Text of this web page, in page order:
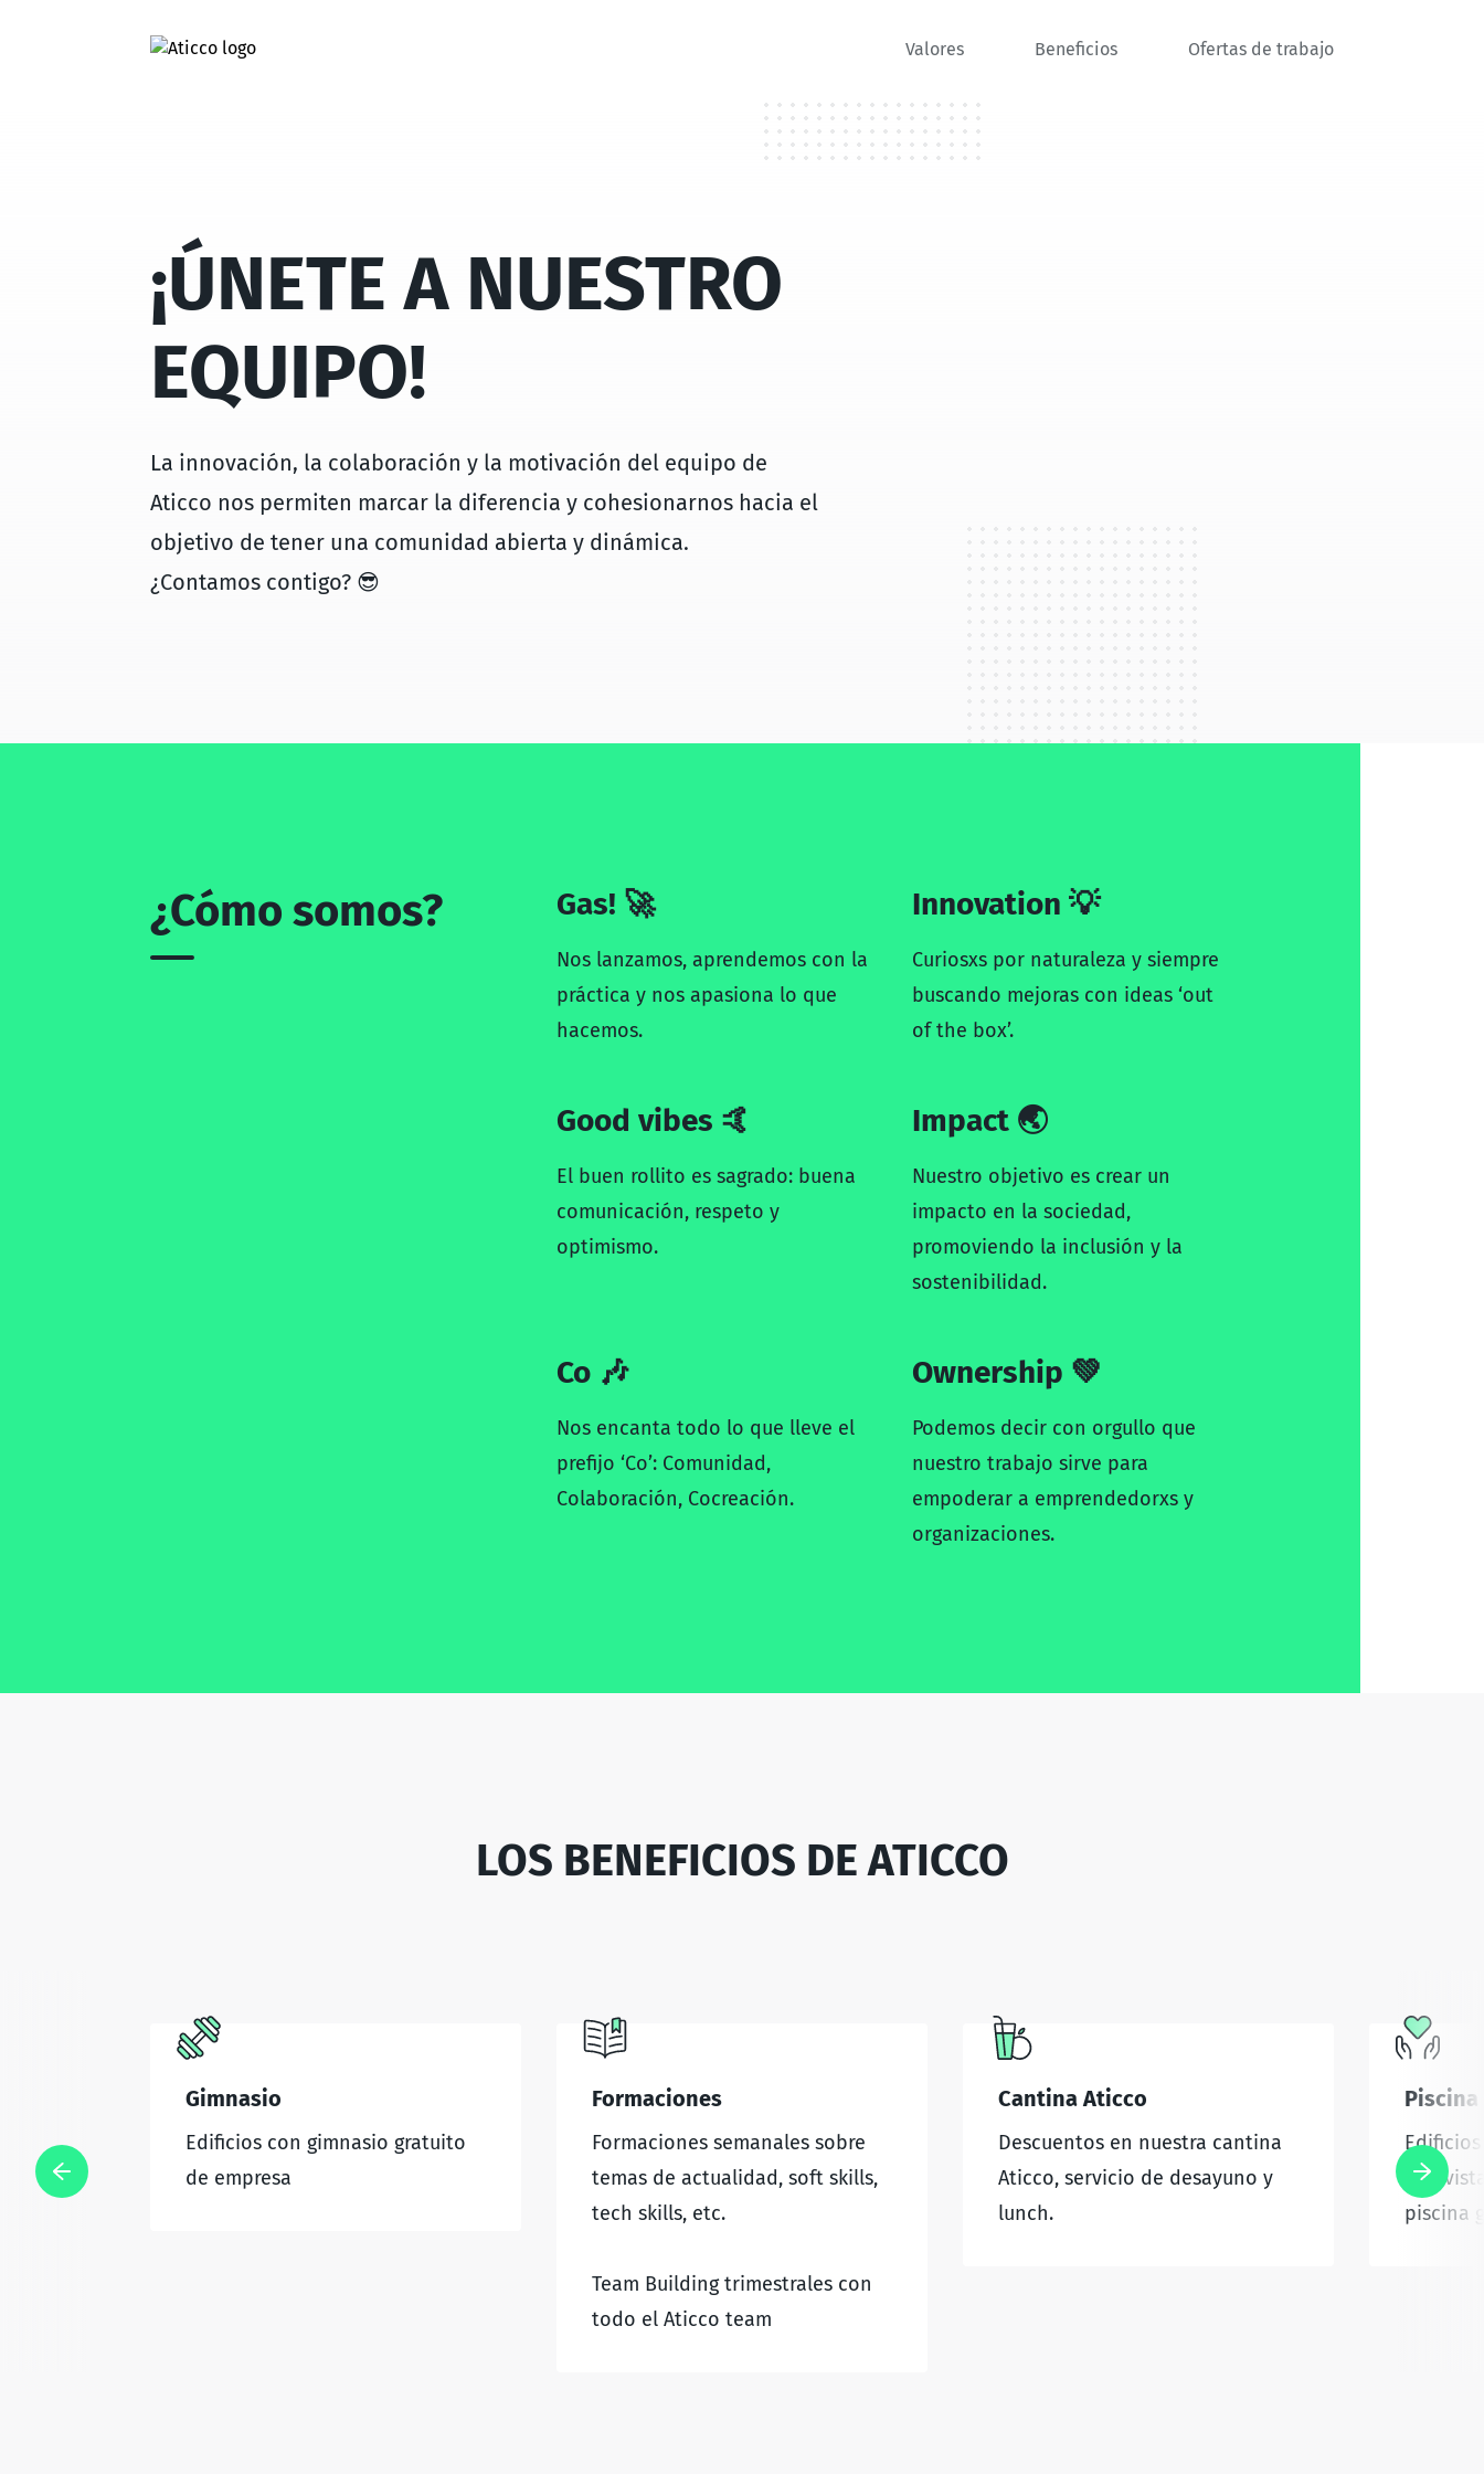
Valores Beneficios Ofertas de trabajo
¡ÚNETE A NUESTRO
EQUIPO!
La innovación, la colaboración y la motivación del equipo de
Aticco nos permiten marcar la diferencia y cohesionarnos hacia el
objetivo de tener una comunidad abierta y dinámica.
¿Contamos contigo? 😎
¿Cómo somos? Gas! 🚀
Nos lanzamos, aprendemos con la
práctica y nos apasiona lo que
hacemos.
Innovation 💡
Curiosxs por naturaleza y siempre
buscando mejoras con ideas ‘out
of the box’.
Good vibes 🤙
El buen rollito es sagrado: buena
comunicación, respeto y
optimismo.
Impact 🌏
Nuestro objetivo es crear un
impacto en la sociedad,
promoviendo la inclusión y la
sostenibilidad.
Co 🎶
Nos encanta todo lo que lleve el
prefijo ‘Co’: Comunidad,
Colaboración, Cocreación.
Ownership 💚
Podemos decir con orgullo que
nuestro trabajo sirve para
empoderar a emprendedorxs y
organizaciones.
LOS BENEFICIOS DE ATICCO
Gimnasio
Edificios con gimnasio gratuito
de empresa
Formaciones
Formaciones semanales sobre
temas de actualidad, soft skills,
tech skills, etc.
Team Building trimestrales con
todo el Aticco team
Cantina Aticco
Descuentos en nuestra cantina
Aticco, servicio de desayuno y
lunch.
Piscina
con
piscina